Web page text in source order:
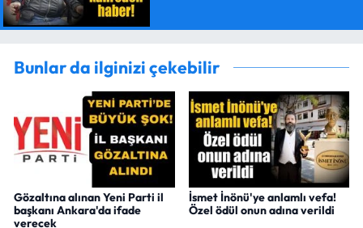
Bunlar da ilginizi çekebilir
Gözaltına alınan Yeni Parti il
başkanı Ankara'da ifade
verecek
İsmet İnönü'ye anlamlı vefa!
Özel ödül onun adına verildi